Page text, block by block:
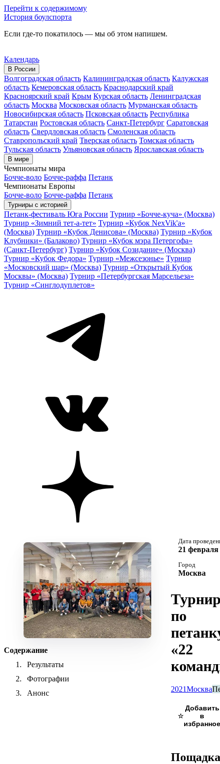
Перейти к содержимому
История боулспорта
Если где-то покатилось — мы об этом напишем.
Календарь
В России
Волгоградская область Калининградская область Калужская
область Кемеровская область Краснодарский край
Красноярский край Крым Курская область Ленинградская
область Москва Московская область Мурманская область
Новосибирская область Псковская область Республика
Татарстан Ростовская область Санкт-Петербург Саратовская
область Свердловская область Смоленская область
Ставропольский край Тверская область Томская область
Тульская область Ульяновская область Ярославская область
В мире
Чемпионаты мира
Бочче-воло Бочче-раффа Петанк
Чемпионаты Европы
Бочче-воло Бочче-раффа Петанк
Турниры с историей
Петанк-фестиваль Юга России Турнир «Бочче-куча» (Москва)
Турнир «Зимний тет-а-тет» Турнир «Кубок NexVik'a»
(Москва) Турнир «Кубок Денисова» (Москва) Турнир «Кубок
Клубники» (Балаково) Турнир «Кубок мэра Петергофа»
(Санкт-Петербург) Турнир «Кубок Созидание» (Москва)
Турнир «Кубок Федора» Турнир «Межсезонье» Турнир
«Московский шар» (Москва) Турнир «Открытый Кубок
Москвы» (Москва) Турнир «Петербургская Марсельеза»
Турнир «Синглодуплетов»
Содержание
Результаты
Фотографии
Анонс
Дата
21 февраля
Город
Москва
по
«22
2021Москва
☆
Пощадка